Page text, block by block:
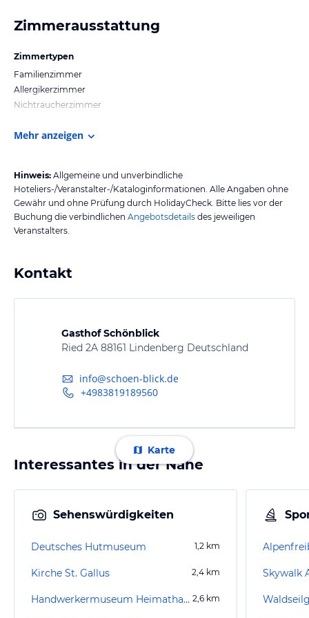
Zimmerausstattung
Zimmertypen
Familienzimmer
Allergikerzimmer
Nichtraucherzimmer
Mehr anzeigen
Hinweis: Allgemeine und unverbindliche
Hoteliers-/Veranstalter-/Kataloginformationen. Alle Angaben ohne
Gewähr und ohne Prüfung durch HolidayCheck. Bitte lies vor der
Buchung die verbindlichen Angebotsdetails des jeweiligen
Veranstalters.
Kontakt
Gasthof Schönblick
Ried 2A 88161 Lindenberg Deutschland
info@schoen-blick.de
+4983819189560
Karte
Interessantes in der Nähe
Sehenswürdigkeiten
Deutsches Hutmuseum 1,2 km
Kirche St. Gallus 2,4 km
Handwerkermuseum Heimathaus Scheidegg 2,6 km
Skywalk